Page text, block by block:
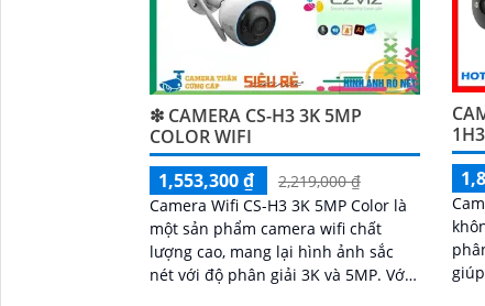
❇ CAMERA CS-H3 3K 5MP
COLOR WIFI
1,553,300 ₫
2,219,000 ₫
Camera Wifi CS-H3 3K 5MP Color là
một sản phẩm camera wifi chất
lượng cao, mang lại hình ảnh sắc
nét với độ phân giải 3K và 5MP. Với